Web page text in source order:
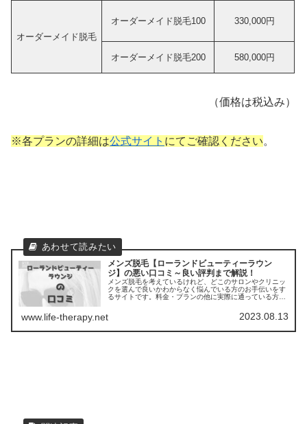
オーダーメイド脱毛
オーダーメイド脱毛100 330,000円
オーダーメイド脱毛200 580,000円
（価格は税込み）
※各プランの詳細は公式サイト にてご確認ください。
メンズ脱毛【ローランドビューティーラウン
ジ】の悪い口コミ～良い評判まで解説！
メンズ脱毛を考えているけれど、どこのサロンやクリニッ
クを選んで良いかわからなく悩んでいる方のお手伝いをす
るサイトです。料金・プランの他に実際に通っている方の
www.life-therapy.net 2023.08.13